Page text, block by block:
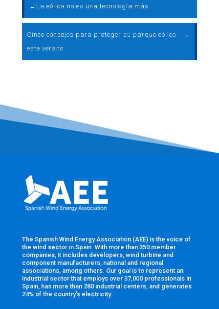
← La eólica no es una tecnología más
Cinco consejos para proteger su parque eólico
este verano
→
The Spanish Wind Energy Association (AEE) is the voice of
the wind sector in Spain. With more than 350 member
companies, it includes developers, wind turbine and
component manufacturers, national and regional
associations, among others. Our goal is to represent an
industrial sector that employs over 37,000 professionals in
Spain, has more than 280 industrial centers, and generates
24% of the country’s electricity.